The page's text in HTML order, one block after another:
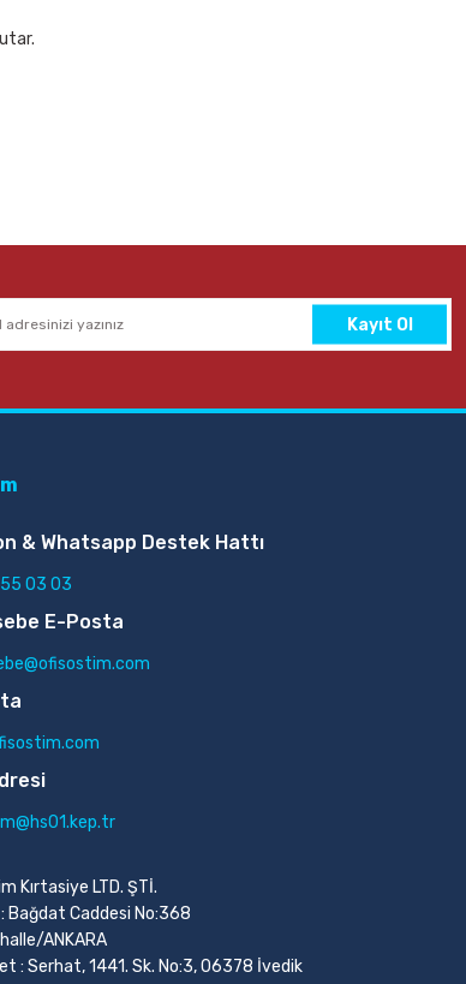
Kayıt Ol
& Whatsapp Destek Hattı
03 03
E-Posta
Kırtasiye LTD. ŞTİ.
Bağdat Caddesi No:368
ANKARA
: Serhat, 1441. Sk. No:3, 06378 İvedik